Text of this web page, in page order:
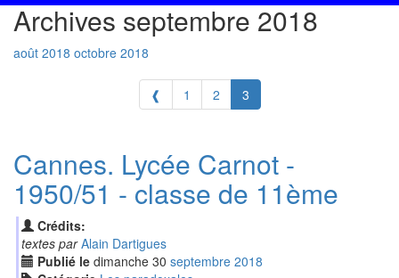
Archives septembre 2018
août 2018 octobre 2018
❰ 1 2 3
Cannes. Lycée Carnot -
1950/51 - classe de 11ème
Crédits:
textes par Alain Dartigues
Publié le dimanche 30 septembre 2018